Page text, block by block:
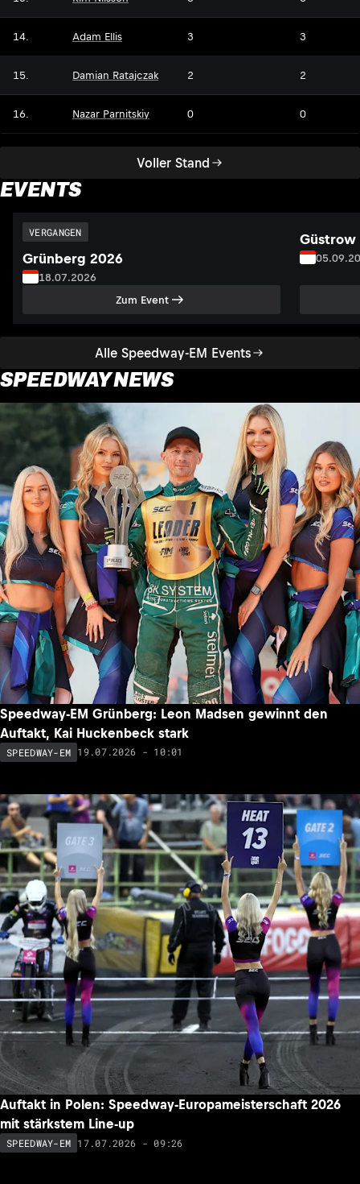
Voller Stand
14. Adam Ellis 3 3
15. Damian Ratajczak 2 2
16. Nazar Parnitskiy 0 0
EVENTS
Alle Speedway-EM Events
VERGANGEN
Grünberg 2026
18.07.2026
Zum Event
Güstrow
SPEEDWAY NEWS
Speedway-EM Grünberg: Leon Madsen gewinnt den
Auftakt, Kai Huckenbeck stark
SPEEDWAY-EM 19.07.2026 - 10:01
Auftakt in Polen: Speedway-Europameisterschaft 2026
mit stärkstem Line-up
SPEEDWAY-EM 17.07.2026 - 09:26